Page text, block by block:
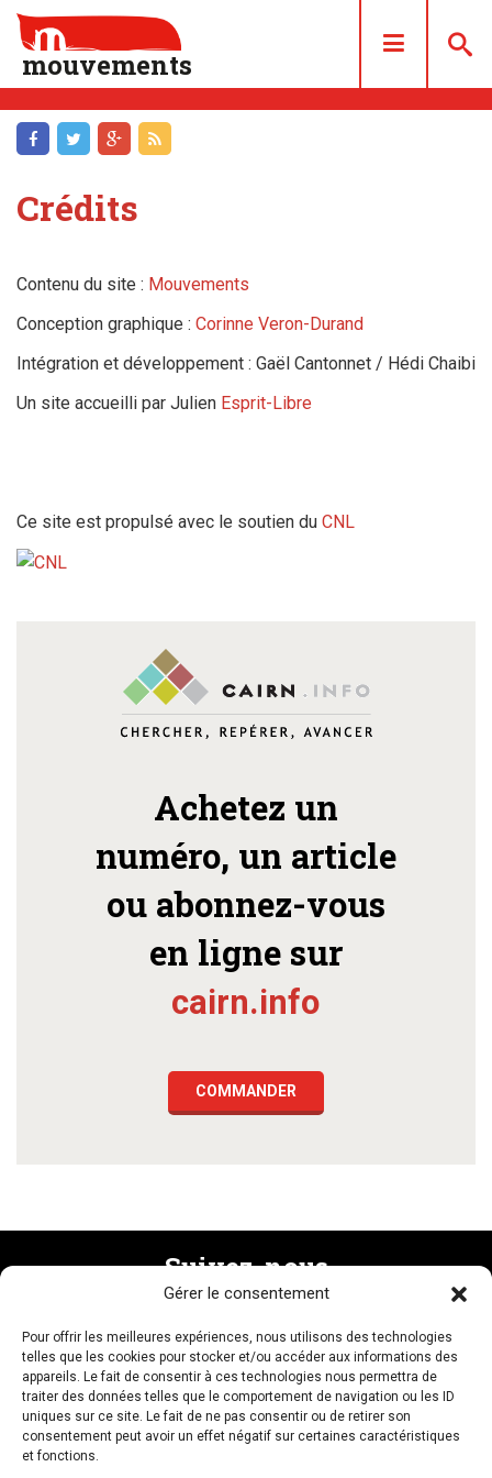
Gérer le consentement
Pour offrir les meilleures expériences, nous utilisons des technologies
telles que les cookies pour stocker et/ou accéder aux informations des
appareils. Le fait de consentir à ces technologies nous permettra de
traiter des données telles que le comportement de navigation ou les ID
uniques sur ce site. Le fait de ne pas consentir ou de retirer son
consentement peut avoir un effet négatif sur certaines caractéristiques
et fonctions.
mouvements
DOSSIERS
LES NUMÉROS
ACHAT/ABONNEMENT
CONTACT
Crédits
Contenu du site : Mouvements
Conception graphique : Corinne Veron-Durand
Intégration et développement : Gaël Cantonnet / Hédi Chaibi
Un site accueilli par Julien Esprit-Libre
Ce site est propulsé avec le soutien du CNL
Achetez un
numéro, un article
ou abonnez-vous
en ligne sur
cairn.info
COMMANDER
Suivez-nous
Recevez la newsletter